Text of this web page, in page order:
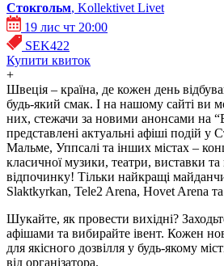
Стокгольм, Kollektivet Livet
19 лис чт 20:00
SEK422
Купити квиток
+
Швеція – країна, де кожен день
будь-який смак. І на нашому сайті ви
них, стежачи за новими анонсами на
представлені актуальні афіші подій у
Мальме, Уппсалі та інших містах –
класичної музики, театри, виставки
відпочинку! Тільки найкращі
Slaktkyrkan, Tele2 Arena, Hovet Arena та
Шукайте, як провести вихідні?
афішами та вибирайте івент. Кожен
для якісного дозвілля у будь-якому
від організатора.